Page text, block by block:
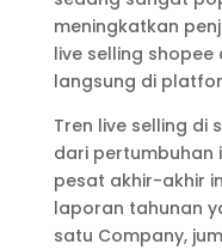
meningkatkan
live selling
langsung di
Tren live selling di
dari pertumbuhan
pesat akhir-akhir
laporan tahunan
satu Company,